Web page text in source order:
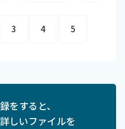
3 4 5
をすると、
しいファイルを